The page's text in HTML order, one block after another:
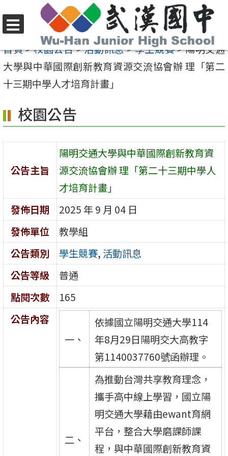
至
要
內
區
選
單
首頁>校園公告>活動訊息>學生競賽>陽明交通
大學與中華國際創新教育資源交流協會辦 理「第二
十三期中學人才培育計畫」
校園公告
公告主旨
陽明交通大學與中華國際創新教育資
源交流協會辦 理「第二十三期中學人
才培育計畫」
發佈日期
2025 年 9 月 04 日
發佈單位
教學組
公告類別
學生競賽, 活動訊息
公告等級
普通
點閱次數
165
公告內容
一、
依據國立陽明交通大學114
年8月29日陽明交大高教字
第1140037760號函辦理。
二、
為推動台灣共享教育理念，
攜手高中線上學習，國立陽
明交通大學藉由ewant育網
平台，整合大學磨課師課
程，與中華國際創新教育資